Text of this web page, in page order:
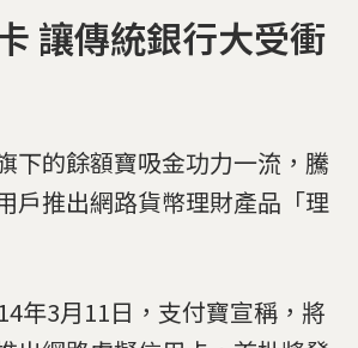
讓傳統銀行大受衝
下的餘額寶吸金功力一流，騰
戶推出網路貨幣理財產品「理
年3月11日，支付寶宣稱，將